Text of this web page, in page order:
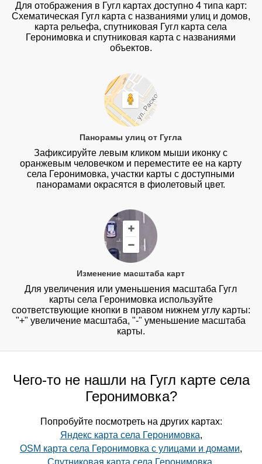
Для отображения в Гугл картах доступно 4 типа карт:
Схематическая Гугл карта с названиями улиц и домов,
карта рельефа, спутниковая Гугл карта села
Геронимовка и спутниковая карта с названиями
объектов.
Панорамы улиц от Гугла
Зафиксируйте левым кликом мыши иконку с
оранжевым человечком и переместите ее на карту
села Геронимовка, участки карты с доступными
панорамами окрасятся в фиолетовый цвет.
Изменение масштаба карт
Для увеличения или уменьшения масштаба Гугл
карты села Геронимовка используйте
соответствующие кнопки в правом нижнем углу карты:
"+" увеличение масштаба, "-" уменьшение масштаба
карты.
Чего-то не нашли на Гугл карте села
Геронимовка?
Попробуйте посмотреть на других картах:
Яндекс карта села Геронимовка,
OSM карта села Геронимовка с улицами и домами,